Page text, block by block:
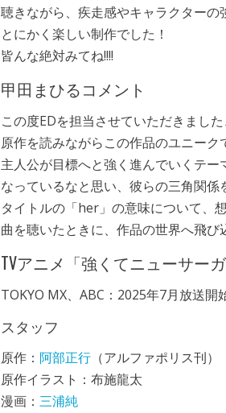
聴きながら、疾走感やキャラクターの
とにかく楽しい制作でした！
皆んな絶対みてね!!!!
甲田まひるコメント
この度EDを担当させていただきました
原作を読みながらこの作品のユニーク
主人公が目標へと強く進んでいくテ
なっているなと思い、彼らの三角関係
タイトルの「her」の意味について、
曲を聴いたときに、作品の世界へ飛び
TVアニメ「強くてニューサーガ
TOKYO MX、ABC：2025年7月放送開
スタッフ
原作： 阿部正行（アルファポリス刊）
原作イラスト：布施龍太
漫画： 三浦純